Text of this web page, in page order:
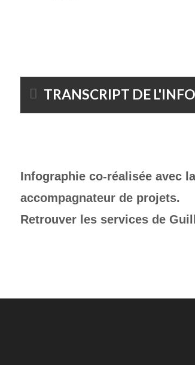
TRANSCRIPT DE
Infographie co-réalisée avec
accompagnateur de projets.
Retrouver les services de